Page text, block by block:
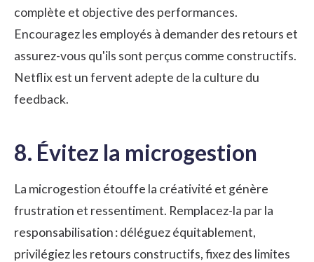
complète et objective des performances.
Encouragez les employés à demander des retours et
assurez-vous qu'ils sont perçus comme constructifs.
Netflix est un fervent adepte de la culture du
feedback.
8. Évitez la microgestion
La microgestion étouffe la créativité et génère
frustration et ressentiment. Remplacez-la par la
responsabilisation : déléguez équitablement,
privilégiez les retours constructifs, fixez des limites